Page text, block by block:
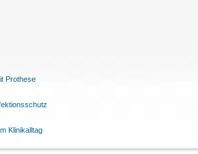
Prothese
Klinikalltag